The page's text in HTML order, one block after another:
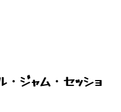
ジャム・セッショ